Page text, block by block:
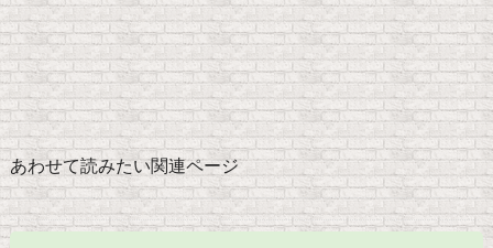
あわせて読みたい関連ページ